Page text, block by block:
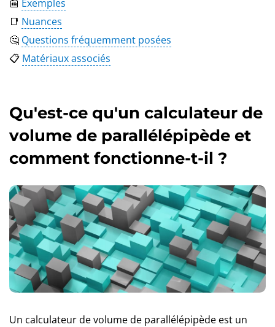
📰 Exemples
📑 Nuances
🤔 Questions fréquemment posées
📋 Matériaux associés
Qu'est-ce qu'un calculateur de
volume de parallélépipède et
comment fonctionne-t-il ?
Un calculateur de volume de parallélépipède est un